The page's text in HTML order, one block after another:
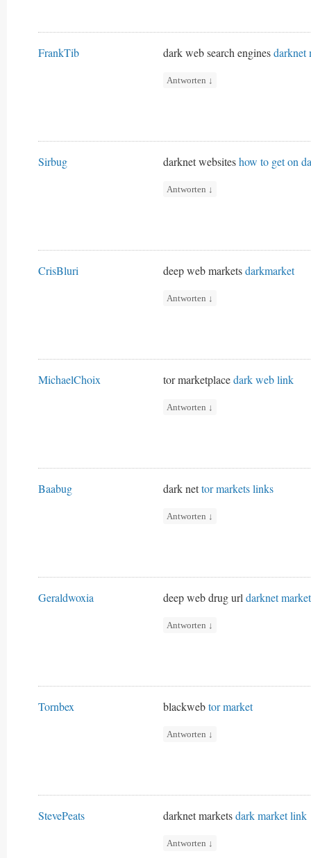
FrankTib dark web search enginesdarknet
Antworten ↓
Sirbug darknet websiteshow to get on
Antworten ↓
CrisBluri deep web marketsdarkmarket
Antworten ↓
MichaelChoix tor marketplacedark web link
Antworten ↓
Baabug dark nettor markets links
Antworten ↓
Geraldwoxia deep web drug urldarknet
Antworten ↓
Tornbex blackwebtor market
Antworten ↓
StevePeats darknet marketsdark market link
Antworten ↓